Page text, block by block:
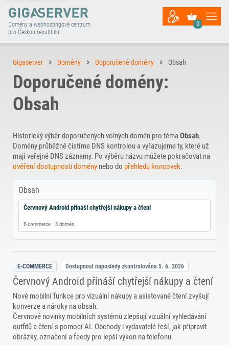
Domény a webhostingové centrum
pro Českou republiku
0
Gigaserver Domény Doporučené domény Obsah
Doporučené domény:
Obsah
Historický výběr doporučených volných domén pro témaObsah.
Domény průběžně čistíme DNS kontrolou a vyřazujeme ty, které už
mají veřejné DNS záznamy. Po výběru názvu můžete pokračovat na
ověření dostupnosti domény nebo do přehledu koncovek.
Obsah
Červnový Android přináší chytřejší nákupy a čtení
E-commerce · 8 domén
E-COMMERCE Dostupnost naposledy zkontrolována 5. 6. 2026
Červnový Android přináší chytřejší nákupy a čtení
Nové mobilní funkce pro vizuální nákupy a asistované čtení zvyšují
konverze a nároky na obsah.
Červnové novinky mobilních systémů zlepšují vizuální vyhledávání
outfitů a čtení s pomocí AI. Obchody i vydavatelé řeší, jak připravit
obrázky, označení a feedy pro lepší výkon na telefonu.